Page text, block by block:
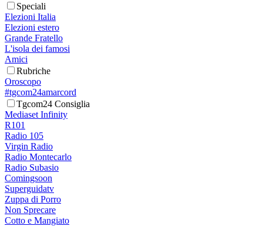
Speciali
Elezioni Italia
Elezioni estero
Grande Fratello
L'isola dei famosi
Amici
Rubriche
Oroscopo
#tgcom24amarcord
Tgcom24 Consiglia
Mediaset Infinity
R101
Radio 105
Virgin Radio
Radio Montecarlo
Radio Subasio
Comingsoon
Superguidatv
Zuppa di Porro
Non Sprecare
Cotto e Mangiato